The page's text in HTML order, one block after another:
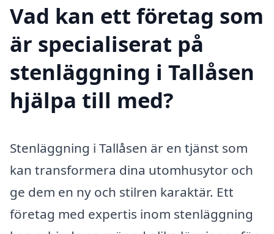
Vad kan ett företag som
är specialiserat på
stenläggning i Tallåsen
hjälpa till med?
Stenläggning i Tallåsen är en tjänst som
kan transformera dina utomhusytor och
ge dem en ny och stilren karaktär. Ett
företag med expertis inom stenläggning